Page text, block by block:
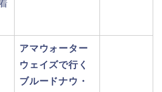
アマウォーター
ウェイズで行く
ブルードナウ・